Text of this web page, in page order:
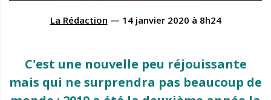
La Rédaction — 14 janvier 2020 à 8h24
C'est une nouvelle peu réjouissante
mais qui ne surprendra pas beaucoup de